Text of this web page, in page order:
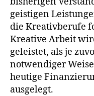
geistigen
die Kreativberufe
Kreative Arbeit
geleistet, als je
notwendiger Weise
heutige
ausgelegt.